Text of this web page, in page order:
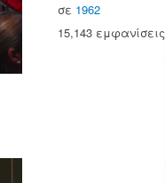
σε 1962
15,143 εμφανίσεις